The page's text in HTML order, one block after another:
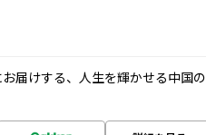
届けする、人生を輝かせる中国の